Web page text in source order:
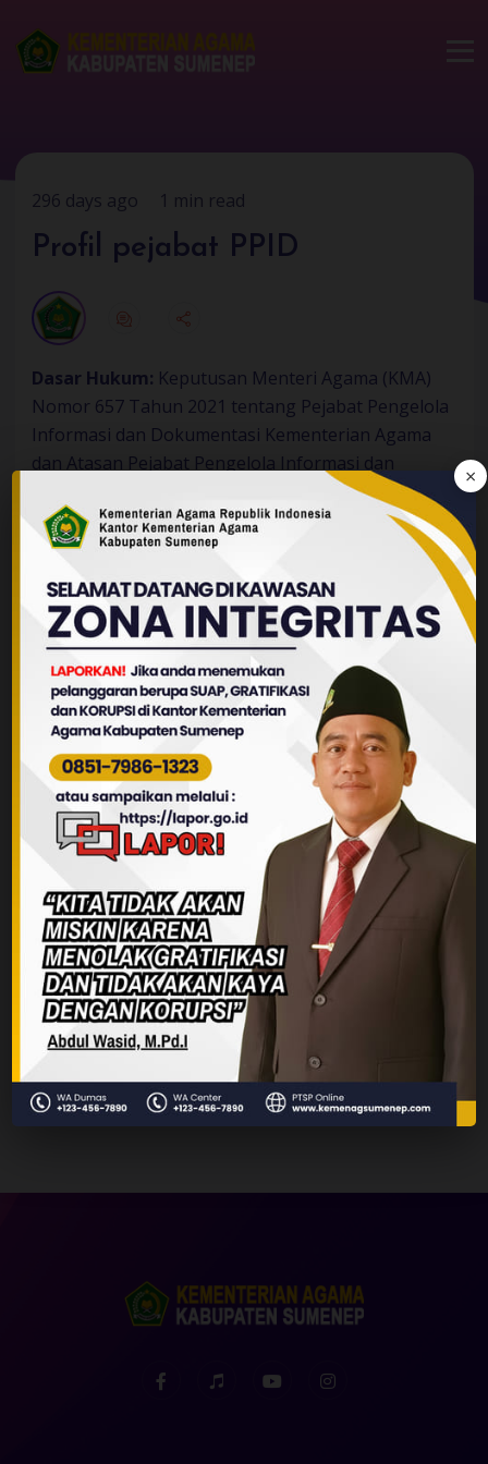
×
296 days ago 1 min read
Profil pejabat PPID
Dasar Hukum: Keputusan Menteri Agama (KMA)
Nomor 657 Tahun 2021 tentang Pejabat Pengelola
Informasi dan Dokumentasi Kementerian Agama
dan Atasan Pejabat Pengelola Informasi dan
Atasan PPID| Kepala Kantor Kementerian Agama
PPID |Kepala Sub Bagian Tata Usaha
Kantor Kantor Kementerian Agama Kabupaten
Sumenep
Alamat| Jalan KH. Agussalim No. 286
Sumenep
Wa center| 085179891323
Email| kemenagsumenep@kemenag.go.id
Website| https://kemenagsumenep.com/data-
publik/ppid
Tags :
Kantor Kementerian Agama Kabupaten Sumenep